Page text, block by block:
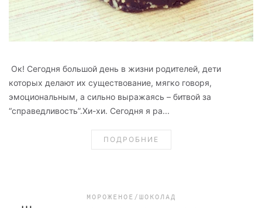
Ок! Сегодня большой день в жизни родителей, дети
которых делают их существование, мягко говоря,
эмоциональным, а сильно выражаясь – битвой за
“справедливость”.Хи-хи. Сегодня я ра...
ПОДРОБНИЕ
МОРОЖЕНОЕ/ШОКОЛАД